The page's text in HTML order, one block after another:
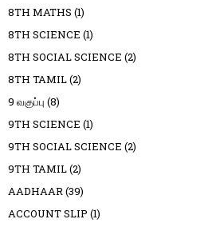
8TH MATHS (1)
8TH SCIENCE (1)
8TH SOCIAL SCIENCE (2)
8TH TAMIL(2)
9 வகுப்பு (8)
9TH SCIENCE (1)
9TH SOCIAL SCIENCE (2)
9TH TAMIL(2)
AADHAAR(39)
ACCOUNT SLIP (1)